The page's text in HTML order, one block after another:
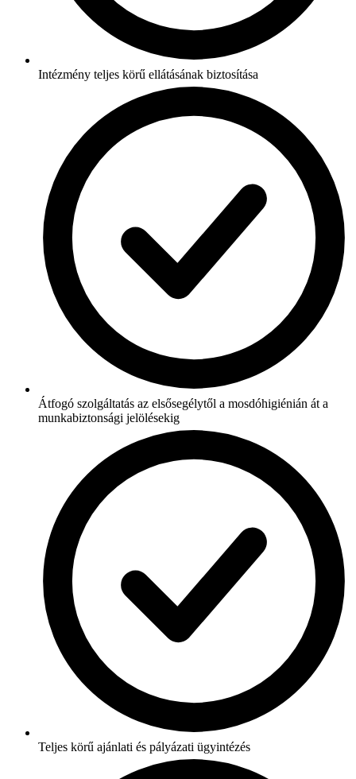
Intézmény teljes körű ellátásának biztosítása
Átfogó szolgáltatás az elsősegélytől a mosdóhigiénián át a
munkabiztonsági jelölésekig
Teljes körű ajánlati és pályázati ügyintézés